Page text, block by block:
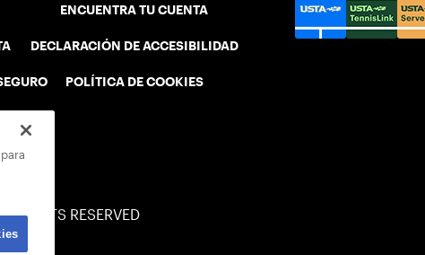
ENCUENTRA TU CUENTA
DECLARACIÓN DE ACCESIBILIDAD
POLÍTICA DE COOKIES
RIGHTS RESERVED